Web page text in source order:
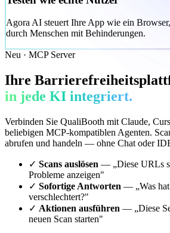
Agora AI steuert Ihre App wie ein
durch Menschen mit Behinderungen.
Neu · MCP Server
Ihre
in jede KI integriert.
Verbinden Sie QualiBooth mit Claude,
beliebigen MCP-kompatiblen Agenten.
abrufen und handeln — ohne Chat oder
✓ Scans auslösen — „Diese URLs
Probleme anzeigen"
✓ Sofortige Antworten — „Was hat
verschlechtert?"
✓ Aktionen ausführen — „Diese
neuen Scan starten"